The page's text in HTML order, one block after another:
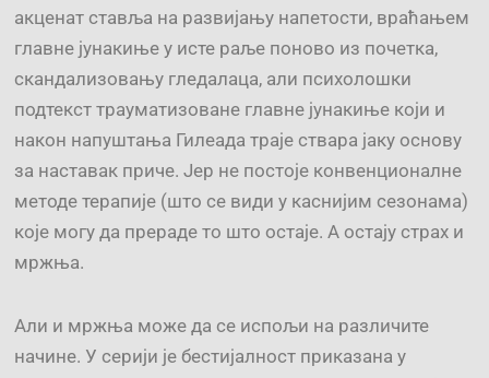
акценат ставља на развијању напетости, враћањем
главне јунакиње у исте раље поново из почетка,
скандализовању гледалаца, али психолошки
подтекст трауматизоване главне јунакиње који и
након напуштања Гилеада траје ствара јаку основу
за наставак приче. Јер не постоје конвенционалне
методе терапије (што се види у каснијим сезонама)
које могу да прераде то што остаје. А остају страх и
мржња.
Али и мржња може да се испољи на различите
начине. У серији је бестијалност приказана у